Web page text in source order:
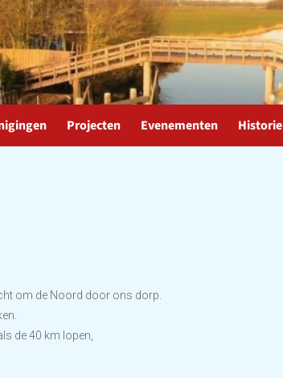
Projecten Evenementen Historie
om de Noord door ons dorp.
de 40 km lopen,